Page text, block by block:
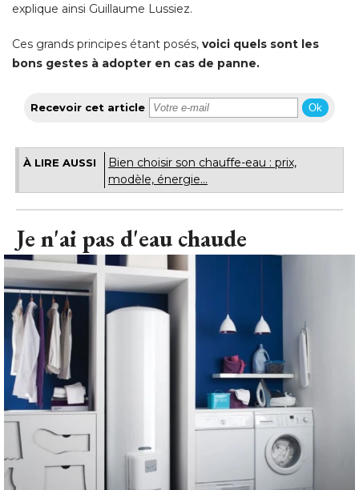
explique ainsi Guillaume Lussiez.
Ces grands principes étant posés, voici quels sont les
bons gestes à adopter en cas de panne.
Recevoir cet article Ok
À LIRE AUSSI
Bien choisir son chauffe-eau : prix,
modèle, énergie...
Je n'ai pas d'eau chaude